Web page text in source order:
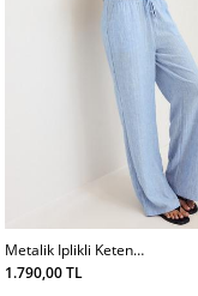
Metalik Iplikli Keten
Gorunumlu Dokumlu Pantolon
1.790,00 TL